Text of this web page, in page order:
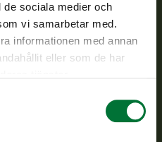
de sociala medier och
vi samarbetar med.
informationen med annan
eller som de har
vilthushållning, stöder